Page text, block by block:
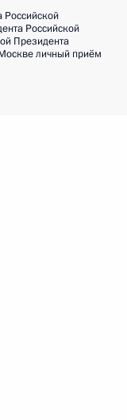
Российской
Президента
личный приём